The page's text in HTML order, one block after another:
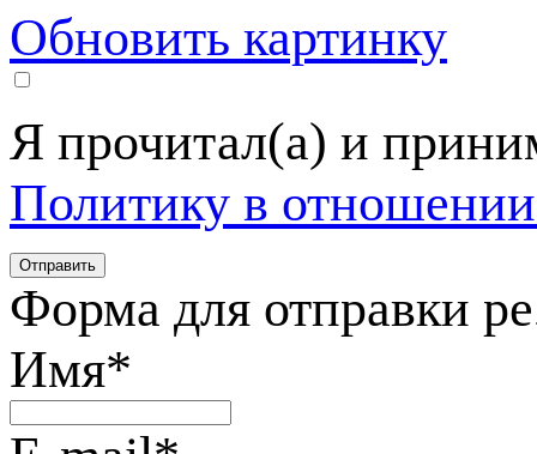
Обновить картинку
Я прочитал(а) и
Политику в
Форма для отправки
Имя*